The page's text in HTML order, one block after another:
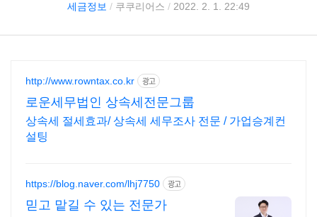
세금정보 / 쿠쿠리어스 / 2022. 2. 1. 22:49
http://www.rowntax.co.kr 광고
로운세무법인 상속세전문그룹
상속세 절세효과/ 상속세 세무조사 전문 / 가업승계컨
설팅
https://blog.naver.com/lhj7750 광고
믿고 맡길 수 있는 전문가